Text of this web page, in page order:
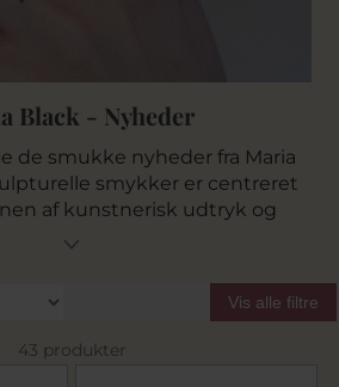
Black - Nyheder
de smukke nyheder fra Maria
smykker er centreret
af kunstnerisk udtryk og
og blander moderne
inspirere blandt vores store
de seneste nye styles.
Vis alle filtre
43 produkter